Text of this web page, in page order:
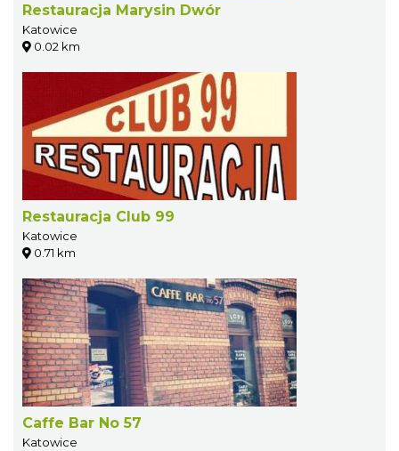
Restauracja Marysin Dwór
Katowice
0.02 km
Restauracja Club 99
Katowice
0.71 km
Caffe Bar No 57
Katowice